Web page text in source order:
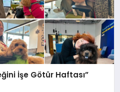
İşe Götür Haftası”